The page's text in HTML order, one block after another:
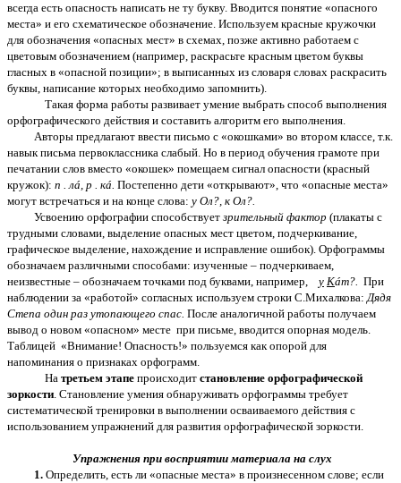
всегда есть опасность написать не ту букву. Вводится понятие «опасного
места» и его схематическое обозначение. Используем красные кружочки
для обозначения «опасных мест» в схемах, позже активно работаем с
цветовым обозначением (например, раскрасьте красным цветом буквы
гласных в «опасной позиции»; в выписанных из словаря словах раскрасить
буквы, написание которых необходимо запомнить).
Такая форма работы развивает умение выбрать способ выполнения
орфографического действия и составить алгоритм его выполнения.
Авторы предлагают ввести письмо с «окошками» во втором классе, т.к.
навык письма первоклассника слабый. Но в период обучения грамоте при
печатании слов вместо «окошек» помещаем сигнал опасности (красный
кружок): п . лá, р . кá. Постепенно дети «открывают», что «опасные места»
могут встречаться и на конце слова: у Ол?, к Ол?.
Усвоению орфографии способствует зрительный фактор (плакаты с
трудными словами, выделение опасных мест цветом, подчеркивание,
графическое выделение, нахождение и исправление ошибок). Орфограммы
обозначаем различными способами: изученные – подчеркиваем,
неизвестные – обозначаем точками под буквами, например, у Кáт?. При
наблюдении за «работой» согласных используем строки С.Михалкова:Дядя
Степа один раз утопающего спас. После аналогичной работы получаем
вывод о новом «опасном» месте при письме, вводится опорная модель.
Таблицей «Внимание! Опасность!» пользуемся как опорой для
напоминания о признаках орфограмм.
На третьем этапе происходит становление орфографической
зоркости. Становление умения обнаруживать орфограммы требует
систематической тренировки в выполнении осваиваемого действия с
использованием упражнений для развития орфографической зоркости.
Упражнения при восприятии материала на слух
1. Определить, есть ли «опасные места» в произнесенном слове; если